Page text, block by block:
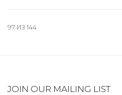
97 ИЗ 144
JOIN OUR MAILING LIST